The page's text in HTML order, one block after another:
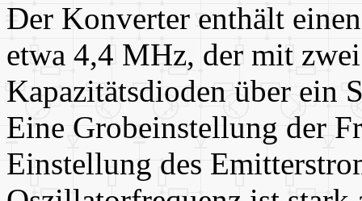
Der Konverter enthält
etwa 4,4 MHz, der mit
Kapazitätsdioden über ein
Eine Grobeinstellung der
Einstellung des